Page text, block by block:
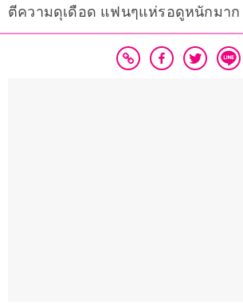
ตีความดุเดือด แฟนๆแห่รอดูหนักมาก